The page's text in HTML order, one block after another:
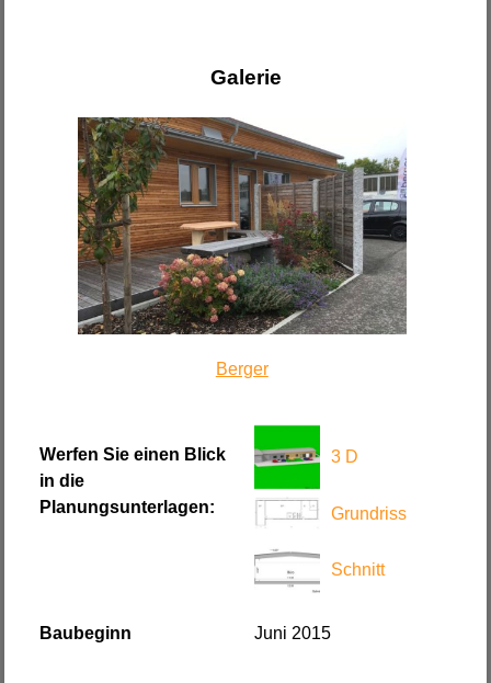
Galerie
Berger
Werfen Sie einen Blick
in die
Planungsunterlagen:
3 D
Grundriss
Schnitt
Baubeginn Juni 2015